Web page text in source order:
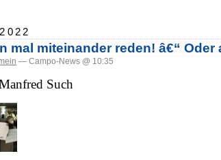
mal miteinander reden! â€“ Oder
— Campo-News @ 10:35
Such